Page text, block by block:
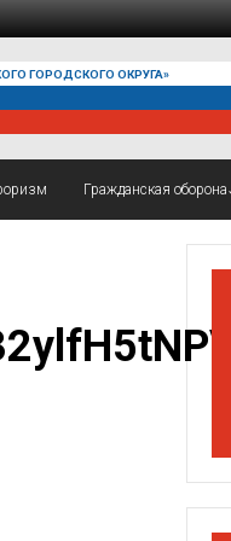
ГОРОДСКОГО ОКРУГА»
Гражданская оборона